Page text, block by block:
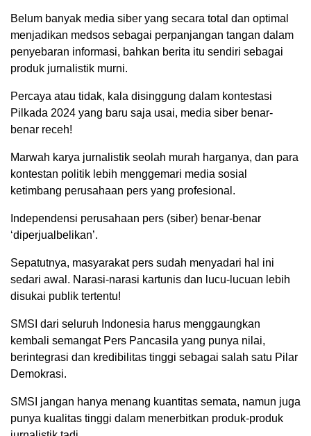
Belum banyak media siber yang secara total dan optimal
menjadikan medsos sebagai perpanjangan tangan dalam
penyebaran informasi, bahkan berita itu sendiri sebagai
produk jurnalistik murni.
Percaya atau tidak, kala disinggung dalam kontestasi
Pilkada 2024 yang baru saja usai, media siber benar-
benar receh!
Marwah karya jurnalistik seolah murah harganya, dan para
kontestan politik lebih menggemari media sosial
ketimbang perusahaan pers yang profesional.
Independensi perusahaan pers (siber) benar-benar
‘diperjualbelikan’.
Sepatutnya, masyarakat pers sudah menyadari hal ini
sedari awal. Narasi-narasi kartunis dan lucu-lucuan lebih
disukai publik tertentu!
SMSI dari seluruh Indonesia harus menggaungkan
kembali semangat Pers Pancasila yang punya nilai,
berintegrasi dan kredibilitas tinggi sebagai salah satu Pilar
Demokrasi.
SMSI jangan hanya menang kuantitas semata, namun juga
punya kualitas tinggi dalam menerbitkan produk-produk